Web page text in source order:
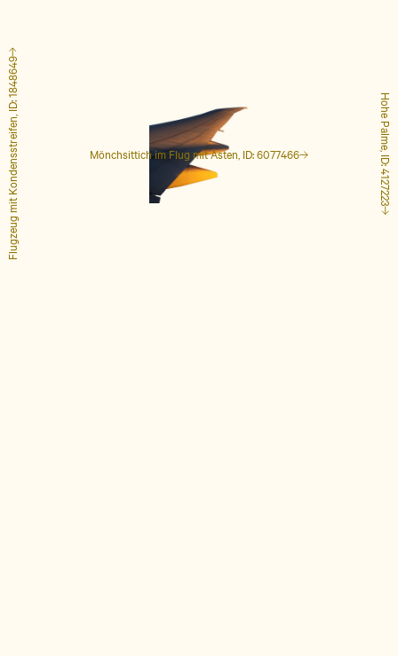
Mönchsittich im Flug mit Ästen, ID: 6077466 Hohe Palme, ID: 4127223
Flugzeug mit Kondensstreifen, ID: 1848649